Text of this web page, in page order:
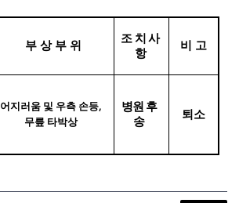
부 상 부 위
조치사
항
비 고
어지러움 및 우측 손등,
무릎 타박상
병원 후
송
퇴소